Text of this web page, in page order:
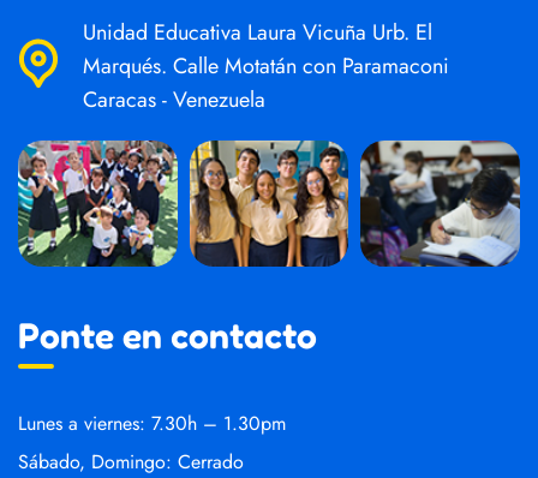
Unidad Educativa Laura Vicuña Urb. El
Marqués. Calle Motatán con Paramaconi
Caracas - Venezuela
Ponte en contacto
Lunes a viernes: 7.30h – 1.30pm
Sábado, Domingo: Cerrado